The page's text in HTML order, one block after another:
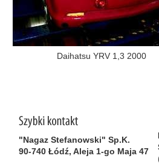
Daihatsu YRV 1,3 2000
"Nagaz Stefanowski" Sp.K.
90-740 Łódź, Aleja 1-go Maja 47